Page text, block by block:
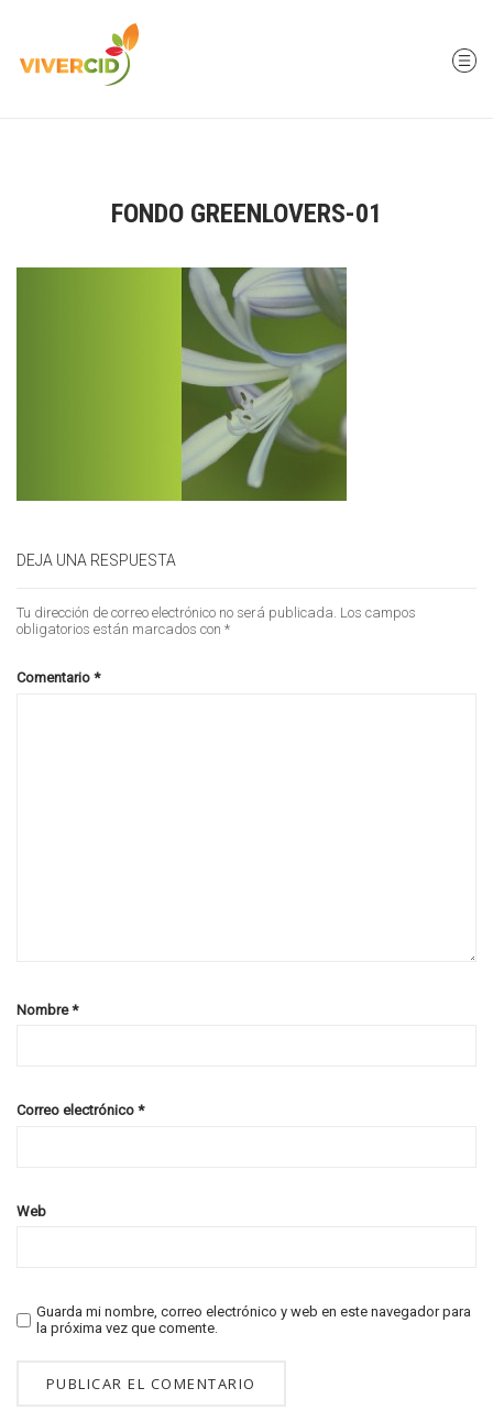
FONDO GREENLOVERS-01
DEJA UNA RESPUESTA
Tu dirección de correo electrónico no será publicada. Los campos
obligatorios están marcados con *
Comentario *
Nombre*
Correo electrónico *
Web
Guarda mi nombre, correo electrónico y web en este navegador para
la próxima vez que comente.